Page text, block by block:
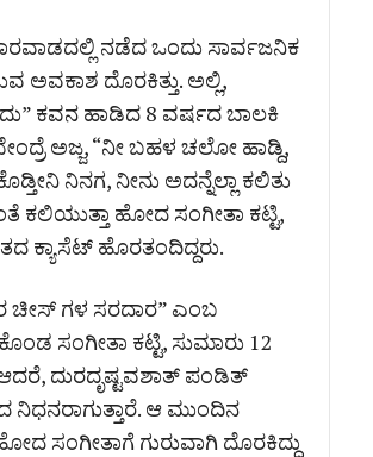
ನಡೆದ ಒಂದು ಸಾರ್ವಜನಿಕ
ಅವಕಾಶ ದೊರಕಿತ್ತು. ಅಲ್ಲಿ,
ಕವನ ಹಾಡಿದ 8 ವರ್ಷದ ಬಾಲಕಿ
ಅಜ್ಜ, “ನೀ ಬಹಳ ಚಲೋ ಹಾಡ್ದಿ,
ನಿನಗ, ನೀನು ಅದನ್ನೆಲ್ಲಾ ಕಲಿತು
ಕಲಿಯುತ್ತಾ ಹೋದ ಸಂಗೀತಾ ಕಟ್ಟಿ,
ಕ್ಯಾಸೆಟ್ ಹೊರತಂದಿದ್ದರು.
ಚೀಸ್ ಗಳ ಸರದಾರ” ಎಂಬ
ಸಂಗೀತಾ ಕಟ್ಟಿ, ಸುಮಾರು 12
ದುರದೃಷ್ಟವಶಾತ್ ಪಂಡಿತ್
ಆ ಮುಂದಿನ
ಸಂಗೀತಾಗೆ ಗುರುವಾಗಿ ದೊರಕಿದ್ದು